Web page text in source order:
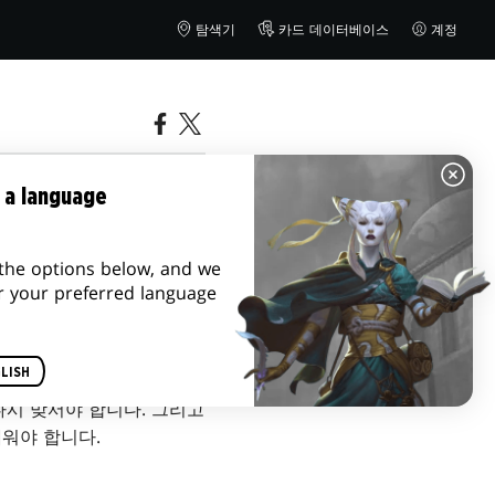
탐색기 카드 데이터베이스 계정
맞서야 합니다. 그리고
야 합니다.
a language
options below, and we
your preferred language